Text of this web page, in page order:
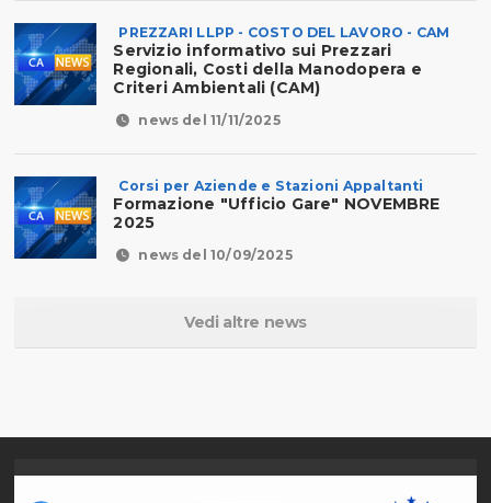
PREZZARI LLPP - COSTO DEL LAVORO - CAM
Servizio informativo sui Prezzari
Regionali, Costi della Manodopera e
Criteri Ambientali (CAM)
news del 11/11/2025
Corsi per Aziende e Stazioni Appaltanti
Formazione "Ufficio Gare" NOVEMBRE
2025
news del 10/09/2025
Vedi altre news